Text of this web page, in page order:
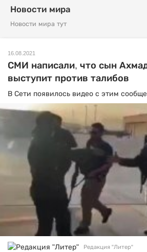
Новости мира
Новости мира тут
16.08.2021
СМИ написали, что сын
выступит против талибов
В Сети появилось видео с этим
Редакция "Литер"